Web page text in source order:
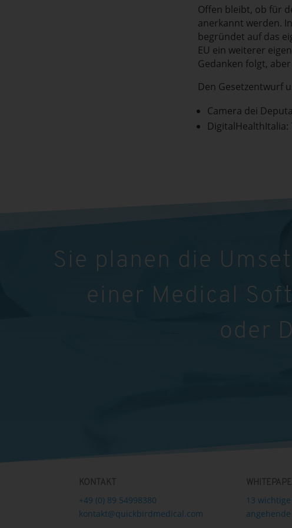
Offen bleibt, ob für
anerkannt werden. In
begründet auf das
EU ein weiterer
Gedanken folgt,
Den Gesetzentwurf
Camera dei
DigitalHealthItalia:
Sie planen die
einer Medical
oder
KONTAKT
+49 (0) 89 54998380
kontakt@quickbirdmedical.com
13